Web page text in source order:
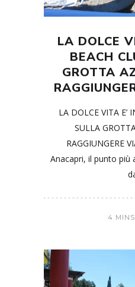
LA DOLCE
BEACH
GROTTA
LA DOLCE VITA E’
SULLA
RAGGIUNGERE
Anacapri, il punto più
4